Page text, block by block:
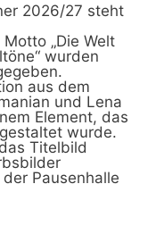
2026/27 steht
„Die Welt
wurden
aus dem
und Lena
Element, das
wurde.
Titelbild
Pausenhalle